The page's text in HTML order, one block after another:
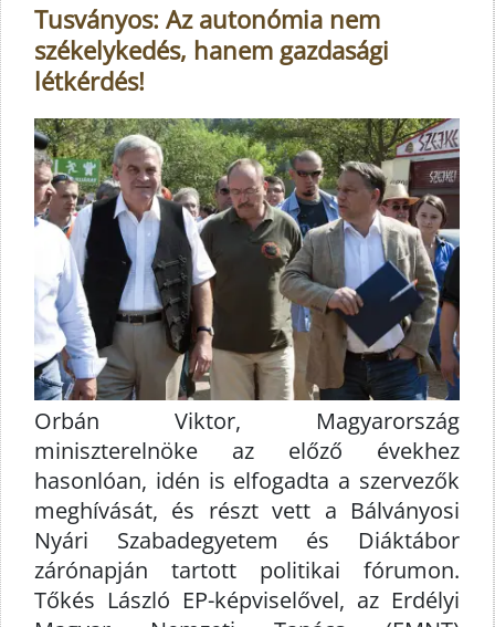
Tusványos: Az autonómia nem
székelykedés, hanem gazdasági
létkérdés!
Orbán Viktor, Magyarország
miniszterelnöke az előző évekhez
hasonlóan, idén is elfogadta a szervezők
meghívását, és részt vett a Bálványosi
Nyári Szabadegyetem és Diáktábor
zárónapján tartott politikai fórumon.
Tőkés László EP-képviselővel, az Erdélyi